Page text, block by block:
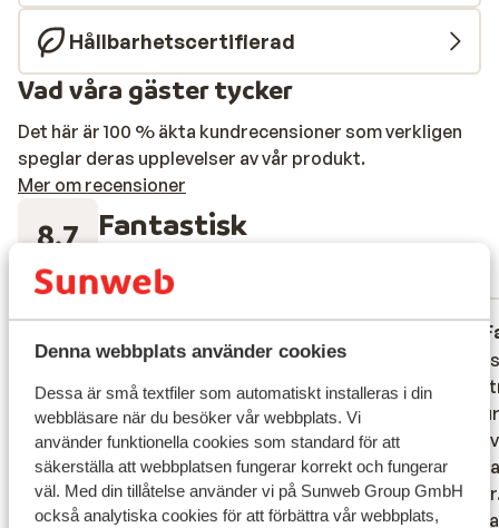
Denna webbplats använder cookies
Dessa är små textfiler som automatiskt installeras i din
webbläsare när du besöker vår webbplats. Vi
använder funktionella cookies som standard för att
säkerställa att webbplatsen fungerar korrekt och fungerar
väl. Med din tillåtelse använder vi på Sunweb Group GmbH
också analytiska cookies för att förbättra vår webbplats,
Hållbarhetscertifierad
Vad våra gäster tycker
Det här är 100 % äkta kundrecensioner som verkligen
speglar deras upplevelser av vår produkt.
Mer om recensioner
8.7 Fantastisk
Mest bokad av familj
Magnifique
Magnifique
Översätt till svenska
Hotel
zijn
qua
Hotel
zijn
qua